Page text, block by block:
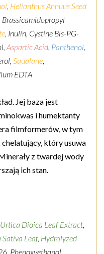
Helianthus Annuus Seed
, Brassicamidopropyl
, Inulin, Cystine Bis-PG-
Aspartic Acid Panthenol
Squalane
EDTA
Jej baza jest
i humektanty
filmformerów, w tym
który usuwa
z twardej wody
ich stan.
Urtica Dioica Leaf Extract
Sativa Leaf, Hydrolyzed
Phenoxyethanol,